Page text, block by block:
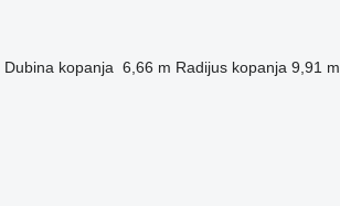
Dubina kopanja 6,66 m Radijus kopanja 9,91 m